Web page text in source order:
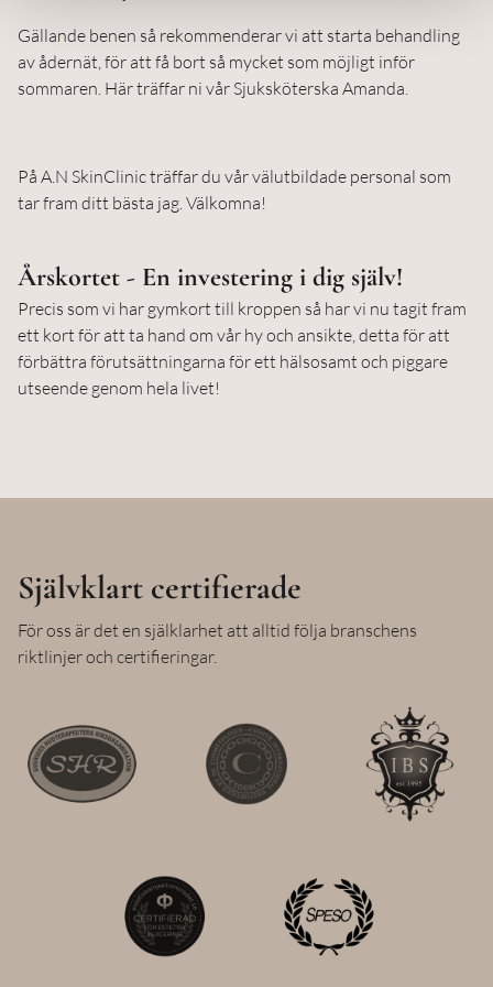
Gällande benen så rekommenderar vi att starta behandling
av ådernät, för att få bort så mycket som möjligt inför
sommaren. Här träffar ni vår Sjuksköterska Amanda.
På A.N SkinClinic träffar du vår välutbildade personal som
tar fram ditt bästa jag. Välkomna!
Årskortet - En investering i dig själv!
Precis som vi har gymkort till kroppen så har vi nu tagit fram
ett kort för att ta hand om vår hy och ansikte, detta för att
förbättra förutsättningarna för ett hälsosamt och piggare
utseende genom hela livet!
Självklart certifierade
För oss är det en själklarhet att alltid följa branschens
riktlinjer och certifieringar.